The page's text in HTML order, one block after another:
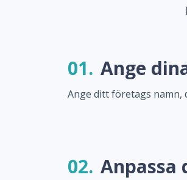
01. Ange
Ange ditt företags namn,
02. Anpassa